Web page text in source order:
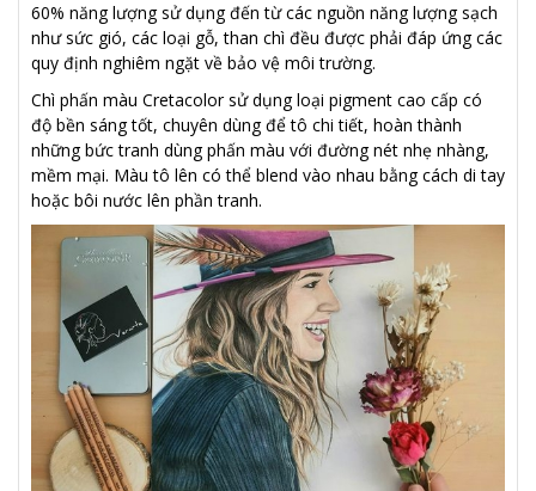
60% năng lượng sử dụng đến từ các nguồn năng lượng sạch
như sức gió, các loại gỗ, than chì đều được phải đáp ứng các
quy định nghiêm ngặt về bảo vệ môi trường.
Chì phấn màu Cretacolor sử dụng loại pigment cao cấp có
độ bền sáng tốt, chuyên dùng để tô chi tiết, hoàn thành
những bức tranh dùng phấn màu với đường nét nhẹ nhàng,
mềm mại. Màu tô lên có thể blend vào nhau bằng cách di tay
hoặc bôi nước lên phần tranh.